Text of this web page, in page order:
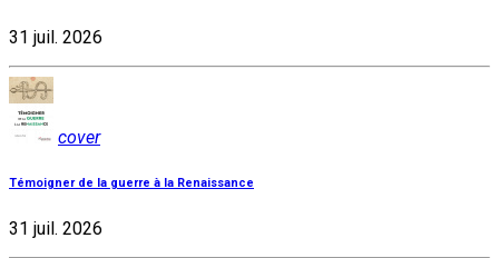
31 juil. 2026
cover
Témoigner de la guerre à la Renaissance
31 juil. 2026